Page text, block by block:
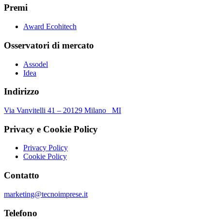
Premi
Award Ecohitech
Osservatori di mercato
Assodel
Idea
Indirizzo
Via Vanvitelli 41 – 20129 Milano MI
Privacy e Cookie Policy
Privacy Policy
Cookie Policy
Contatto
marketing@tecnoimprese.it
Telefono